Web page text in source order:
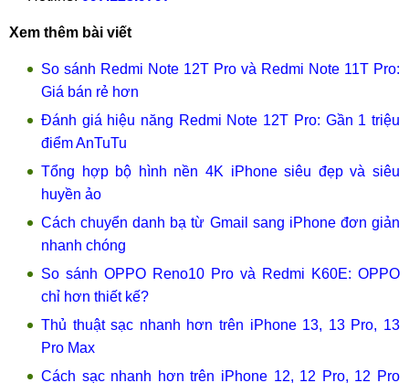
Xem thêm bài viết
So sánh Redmi Note 12T Pro và Redmi Note 11T Pro:
Giá bán rẻ hơn
Đánh giá hiệu năng Redmi Note 12T Pro: Gần 1 triệu
điểm AnTuTu
Tổng hợp bộ hình nền 4K iPhone siêu đẹp và siêu
huyền ảo
Cách chuyển danh bạ từ Gmail sang iPhone đơn giản
nhanh chóng
So sánh OPPO Reno10 Pro và Redmi K60E: OPPO
chỉ hơn thiết kế?
Thủ thuật sạc nhanh hơn trên iPhone 13, 13 Pro, 13
Pro Max
Cách sạc nhanh hơn trên iPhone 12, 12 Pro, 12 Pro